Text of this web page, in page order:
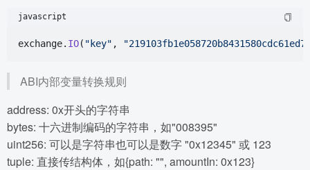
javascript
exchange. IO( "key" ,
ABI内部变量转换规则
address: 0x开头的字符串
bytes: 十六进制编码的字符串，如"008395"
uint256: 可以是字符串也可以是数字 "0x12345" 或 123
tuple: 直接传结构体，如{path: "", amountIn: 0x123}